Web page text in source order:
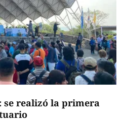
se realizó la primera